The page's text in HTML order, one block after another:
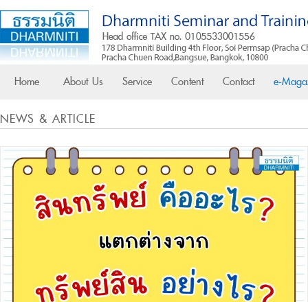
Home About Us Service Content Contact e-
NEWS & ARTICLE